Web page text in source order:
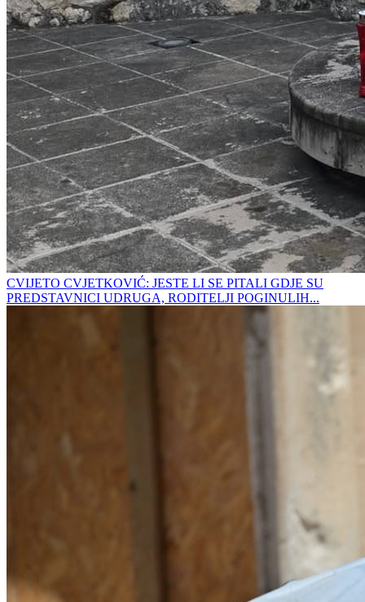
CVIJETO CVJETKOVIĆ: JESTE LI SE PITALI GDJE SU
PREDSTAVNICI UDRUGA, RODITELJI POGINULIH...